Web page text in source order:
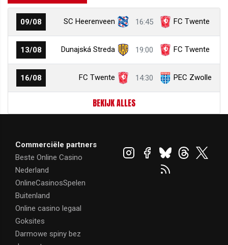
09/08 SC Heerenveen 16:45 FC Twente
13/08 Dunajská Streda 19:00 FC Twente
16/08 FC Twente 14:30 PEC Zwolle
BEKIJK ALLES
Commerciële partners
Beste Online Casino
Nederland
OnlineCasinosSpelen
Buitenland
Online casino legaal
Goksites
Darmowe spiny bez